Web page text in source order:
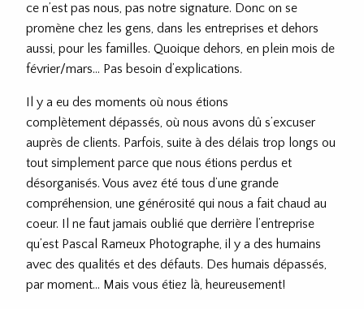
ce n’est pas nous, pas notre signature. Donc on se
promène chez les gens, dans les entreprises et dehors
aussi, pour les familles. Quoique dehors, en plein mois de
février/mars… Pas besoin d’explications.
Il y a eu des moments où nous étions
complètement dépassés, où nous avons dû s’excuser
auprès de clients. Parfois, suite à des délais trop longs ou
tout simplement parce que nous étions perdus et
désorganisés. Vous avez été tous d’une grande
compréhension, une générosité qui nous a fait chaud au
coeur. Il ne faut jamais oublié que derrière l’entreprise
qu’est Pascal Rameux Photographe, il y a des humains
avec des qualités et des défauts. Des humais dépassés,
par moment… Mais vous étiez là, heureusement!